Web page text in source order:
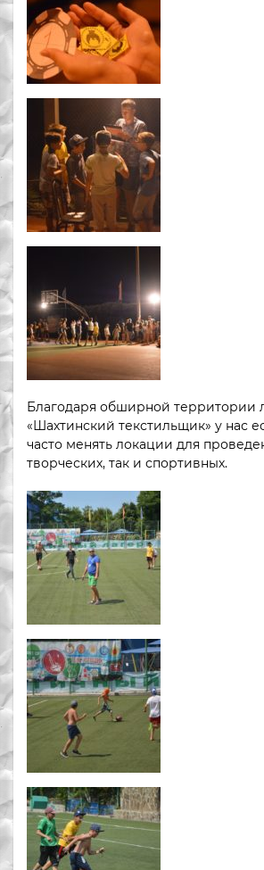
Благодаря обширной территории
«Шахтинский текстильщик» у нас
часто менять локации для
творческих, так и спортивных.